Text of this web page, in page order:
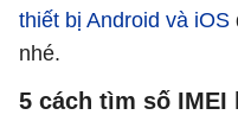
thiết bị Android và iOS
nhé.
5 cách tìm số IMEI